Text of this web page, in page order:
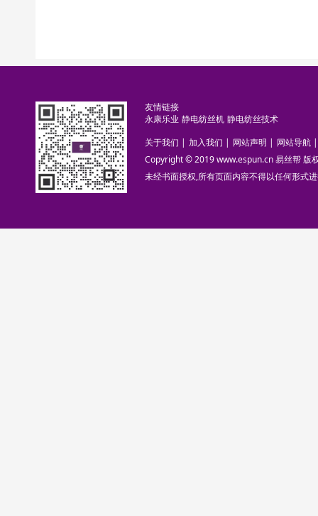
友情链接
永康乐业 静电纺丝机 静电纺丝技术
关于我们 | 加入我们 | 网站声明 | 网站导航 |
Copyright © 2019 www.espun.cn 易丝帮 版
未经书面授权,所有页面内容不得以任何形式